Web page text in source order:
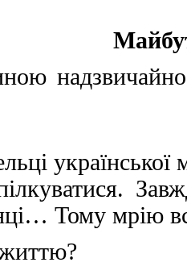
надзвичайно
Тому мрію